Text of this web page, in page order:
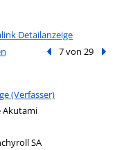
Detailanzeige
Vorheriger Treffer
7 von 29
Verfasser
(Verfasser)
Akutami
SA